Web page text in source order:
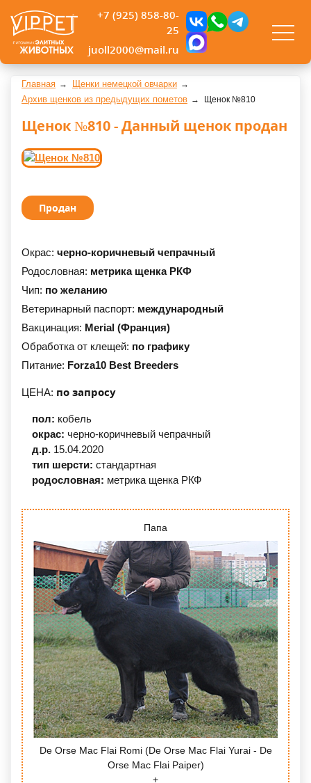
+7 (925) 858-80-
25
juoll2000@mail.ru
Главная
Щенки немецкой овчарки
Архив щенков из предыдущих пометов
Щенок №810
Щенок №810 - Данный щенок продан
Продан
Окрас: черно-коричневый чепрачный
Родословная: метрика щенка РКФ
Чип: по желанию
Ветеринарный паспорт: международный
Вакцинация: Merial (Франция)
Обработка от клещей: по графику
Питание: Forza10 Best Breeders
ЦЕНА: по запросу
пол: кобель
окрас: черно-коричневый чепрачный
д.р. 15.04.2020
тип шерсти: стандартная
родословная: метрика щенка РКФ
Папа
De Orse Mac Flai Romi (De Orse Mac Flai Yurai - De
Orse Mac Flai Paiper)